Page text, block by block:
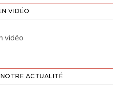
VIDÉO
ACTUALITÉ